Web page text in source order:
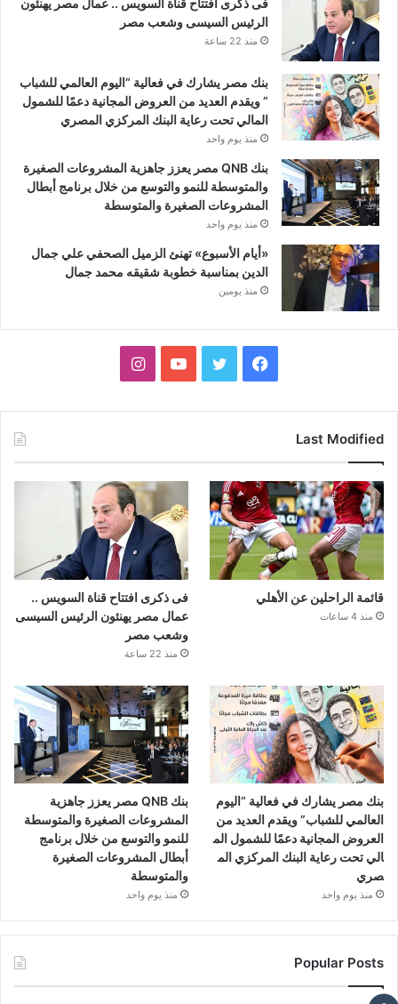
فى ذكرى افتتاح قناة السويس .. عمال مصر يهنئون
الرئيس السيسى وشعب مصر
منذ 22 ساعة
بنك مصر يشارك في فعالية “اليوم العالمي للشباب
” ويقدم العديد من العروض المجانية دعمًا للشمول
المالي تحت رعاية البنك المركزي المصري
منذ يوم واحد
بنك QNB مصر يعزز جاهزية المشروعات الصغيرة
والمتوسطة للنمو والتوسع من خلال برنامج أبطال
المشروعات الصغيرة والمتوسطة
منذ يوم واحد
«أيام الأسبوع» تهنئ الزميل الصحفي علي جمال
الدين بمناسبة خطوبة شقيقه محمد جمال
منذ يومين
فيسبوك تويتر يوتيوبانستقرام
Last Modified
قائمة الراحلين عن الأهلي
منذ 4 ساعات
فى ذكرى افتتاح قناة السويس ..
عمال مصر يهنئون الرئيس السيسى
وشعب مصر
منذ 22 ساعة
بنك مصر يشارك في فعالية “اليوم
العالمي للشباب” ويقدم العديد من
العروض المجانية دعمًا للشمول الم
الي تحت رعاية البنك المركزي الم
صري
منذ يوم واحد
بنك QNB مصر يعزز جاهزية
المشروعات الصغيرة والمتوسطة
للنمو والتوسع من خلال برنامج
أبطال المشروعات الصغيرة
والمتوسطة
منذ يوم واحد
Popular Posts